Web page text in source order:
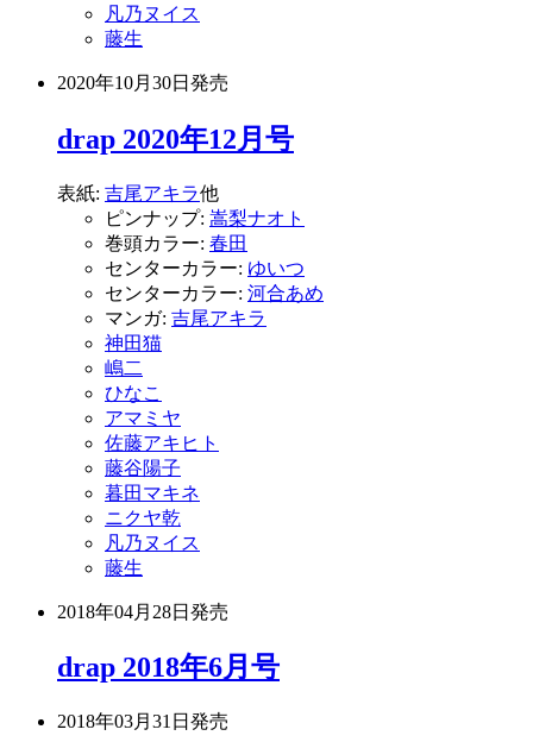
凡乃ヌイス
藤生
2020年10月30日 発売
drap 2020年12月号
表紙: 吉尾アキラ他
ピンナップ: 嵩梨ナオト
巻頭カラー: 春田
センターカラー: ゆいつ
センターカラー: 河合あめ
マンガ: 吉尾アキラ
神田猫
嶋二
ひなこ
アマミヤ
佐藤アキヒト
藤谷陽子
暮田マキネ
ニクヤ乾
凡乃ヌイス
藤生
2018年04月28日 発売
drap 2018年6月号
2018年03月31日 発売